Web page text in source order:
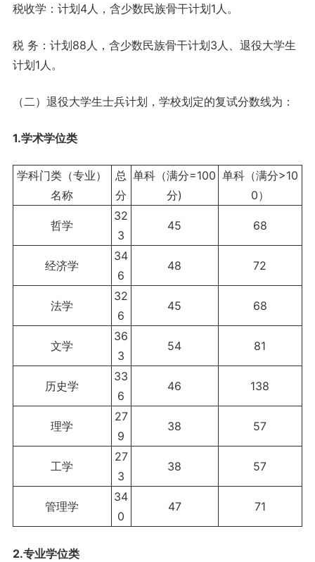
税收学：计划4人，含少数民族骨干计划1人。
税 务：计划88人，含少数民族骨干计划3人、退役大学生
计划1人。
（二）退役大学生士兵计划，学校划定的复试分数线为：
1.学术学位类
学科门类（专业）
名称
总
分
单科 （满分=100
分)
单科（满分>10
0）
哲学
32
3
45 68
经济学
34
6
48 72
法学
32
6
45 68
文学
36
3
54 81
历史学
33
6
46 138
理学
27
9
38 57
工学
27
3
38 57
管理学
34
0
47 71
2.专业学位类